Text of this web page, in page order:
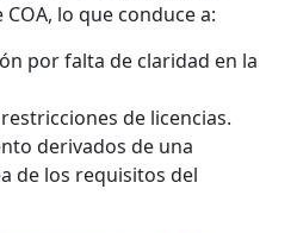
lo que conduce a:
por falta de claridad en la
de licencias.
derivados de una
de los requisitos del